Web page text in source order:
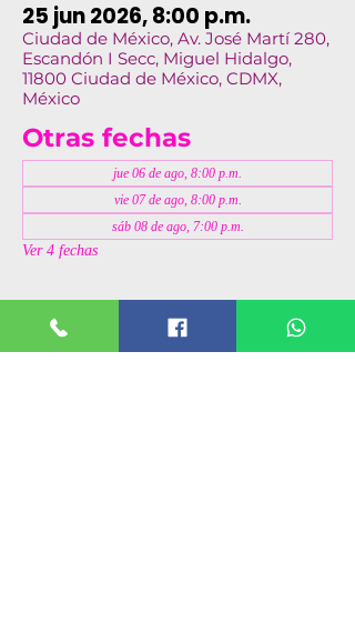
25 jun 2026, 8:00 p.m.
Ciudad de México, Av. José Martí 280,
Escandón I Secc, Miguel Hidalgo,
11800 Ciudad de México, CDMX,
México
Otras fechas
jue 06 de ago, 8:00 p.m.
vie 07 de ago, 8:00 p.m.
sáb 08 de ago, 7:00 p.m.
Ver 4 fechas
Invitados